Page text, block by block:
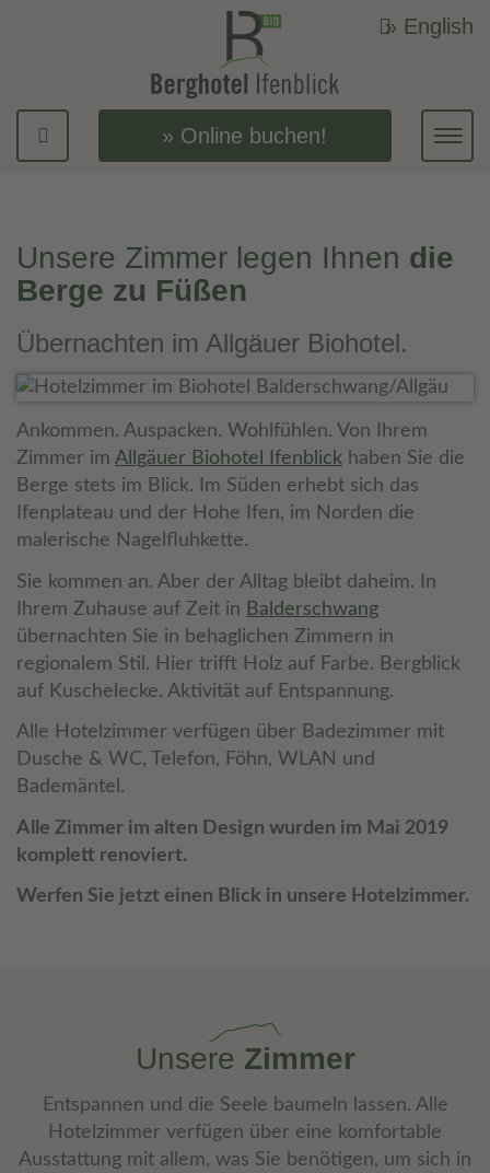
» English
Online buchen!
Unsere Zimmer legen Ihnen die
Berge zu Füßen
Übernachten im Allgäuer Biohotel.
Ankommen. Auspacken. Wohlfühlen. Von Ihrem
Zimmer im Allgäuer Biohotel Ifenblick haben Sie die
Berge stets im Blick. Im Süden erhebt sich das
Ifenplateau und der Hohe Ifen, im Norden die
malerische Nagelfluhkette.
Sie kommen an. Aber der Alltag bleibt daheim. In
Ihrem Zuhause auf Zeit in Balderschwang
übernachten Sie in behaglichen Zimmern in
regionalem Stil. Hier trifft Holz auf Farbe. Bergblick
auf Kuschelecke. Aktivität auf Entspannung.
Alle Hotelzimmer verfügen über Badezimmer mit
Dusche & WC, Telefon, Föhn, WLAN und
Bademäntel.
Alle Zimmer im alten Design wurden im Mai 2019
komplett renoviert.
Werfen Sie jetzt einen Blick in unsere Hotelzimmer.
Unsere Zimmer
Entspannen und die Seele baumeln lassen. Alle
Hotelzimmer verfügen über eine komfortable
Ausstattung mit allem, was Sie benötigen, um sich in